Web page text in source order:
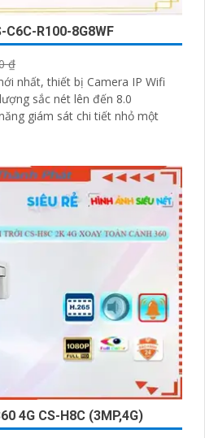
C6C-R100-8G8WF
₫
nhất, thiết bị Camera IP Wifi
sắc nét lên đến 8.0
giám sát chi tiết nhỏ một
4G CS-H8C (3MP,4G)